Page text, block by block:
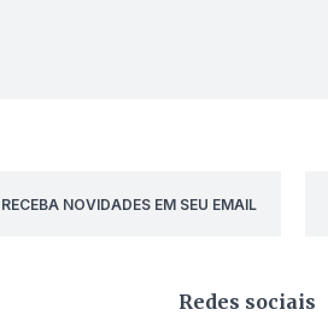
RECEBA NOVIDADES EM SEU EMAIL
Redes sociais